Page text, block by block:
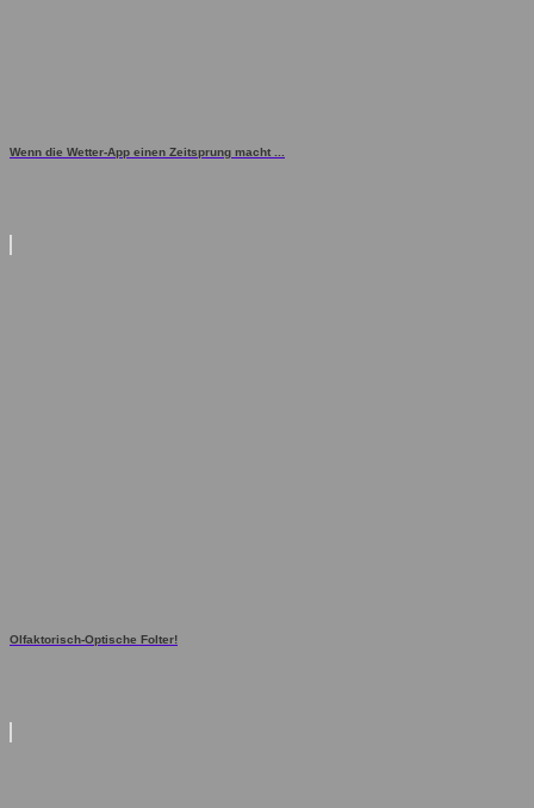
Wenn die Wetter-App einen Zeitsprung macht ...
Olfaktorisch-Optische Folter!